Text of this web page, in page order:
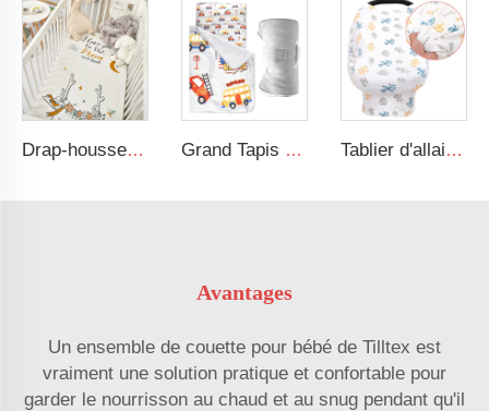
Drap-housse neutre en rayonne élasthanne ultra doux et élastique Grand Tapis de Sieste Roulé Confortable avec Motif de Circulation avec Oreiller Amovible et Couverture Tablier d'allaitement en coton jersey, intimité 360 degrés, super doux
Avantages
Un ensemble de couette pour bébé de Tilltex est
vraiment une solution pratique et confortable pour
garder le nourrisson au chaud et au snug pendant qu'il